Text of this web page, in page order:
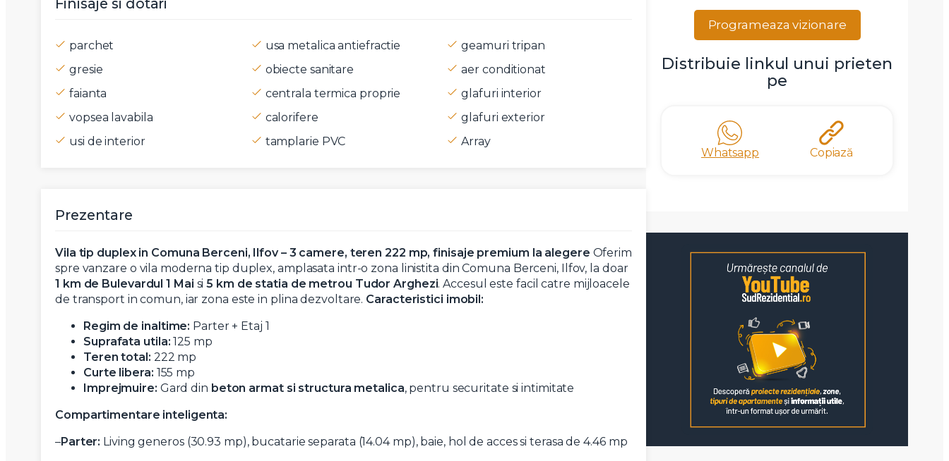
Finisaje si dotari
parchet
gresie
faianta
vopsea lavabila
usi de interior
usa metalica antiefractie
obiecte sanitare
centrala termica proprie
calorifere
tamplarie PVC
geamuri tripan
aer conditionat
glafuri interior
glafuri exterior
Array
Prezentare
Vila tip duplex in Comuna Berceni, Ilfov – 3 camere, teren 222 mp, finisaje premium la alegere Oferim
spre vanzare o vila moderna tip duplex, amplasata intr-o zona linistita din Comuna Berceni, Ilfov, la doar
1 km de Bulevardul 1 Mai si5 km de statia de metrou Tudor Arghezi. Accesul este facil catre mijloacele
de transport in comun, iar zona este in plina dezvoltare. Caracteristici imobil:
Regim de inaltime: Parter + Etaj 1
Suprafata utila: 125 mp
Teren total: 222 mp
Curte libera: 155 mp
Imprejmuire: Gard din beton armat si structura metalica, pentru securitate si intimitate
Compartimentare inteligenta:
–Parter: Living generos (30.93 mp), bucatarie separata (14.04 mp), baie, hol de acces si terasa de 4.46 mp
Programeaza vizionare
Distribuie linkul unui prieten
pe
Whatsapp Copiază
Vreau sa fiu contactat
Nume